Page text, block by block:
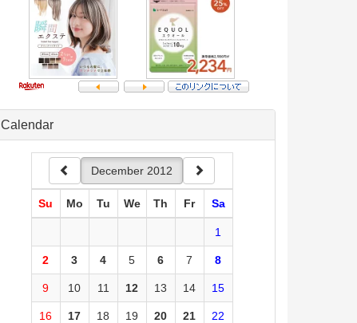
Calendar
December 2012
Su Mo Tu We Th Fr Sa
1
2 3 4 5 6 7 8
9 10 11 12 13 14 15
16 17 18 19 20 21 22